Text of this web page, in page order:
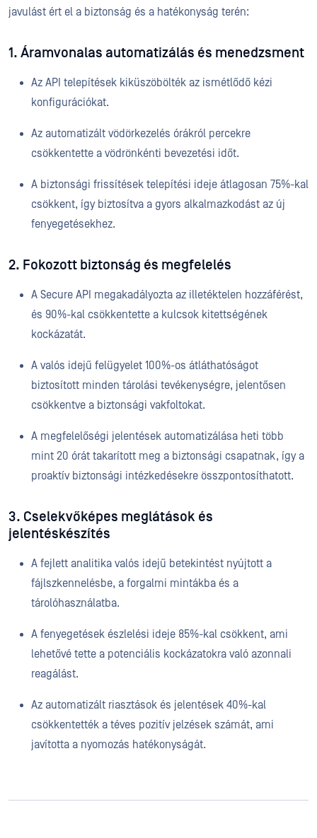
javulást ért el a biztonság és a hatékonyság terén:
1. Áramvonalas automatizálás és menedzsment
Az API telepítések kiküszöbölték az ismétlődő kézi
konfigurációkat.
Az automatizált vödörkezelés órákról percekre
csökkentette a vödrönkénti bevezetési időt.
A biztonsági frissítések telepítési ideje átlagosan 75%-kal
csökkent, így biztosítva a gyors alkalmazkodást az új
fenyegetésekhez.
2. Fokozott biztonság és megfelelés
A Secure API megakadályozta az illetéktelen hozzáférést,
és 90%-kal csökkentette a kulcsok kitettségének
kockázatát.
A valós idejű felügyelet 100%-os átláthatóságot
biztosított minden tárolási tevékenységre, jelentősen
csökkentve a biztonsági vakfoltokat.
A megfelelőségi jelentések automatizálása heti több
mint 20 órát takarított meg a biztonsági csapatnak, így a
proaktív biztonsági intézkedésekre összpontosíthatott.
3. Cselekvőképes meglátások és
jelentéskészítés
A fejlett analitika valós idejű betekintést nyújtott a
fájlszkennelésbe, a forgalmi mintákba és a
tárolóhasználatba.
A fenyegetések észlelési ideje 85%-kal csökkent, ami
lehetővé tette a potenciális kockázatokra való azonnali
reagálást.
Az automatizált riasztások és jelentések 40%-kal
csökkentették a téves pozitív jelzések számát, ami
javította a nyomozás hatékonyságát.